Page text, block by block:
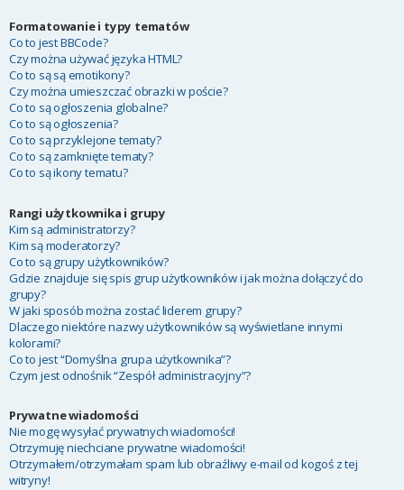
Formatowanie i typy tematów
Co to jest BBCode?
Czy można używać języka HTML?
Co to są są emotikony?
Czy można umieszczać obrazki w poście?
Co to są ogłoszenia globalne?
Co to są ogłoszenia?
Co to są przyklejone tematy?
Co to są zamknięte tematy?
Co to są ikony tematu?
Rangi użytkownika i grupy
Kim są administratorzy?
Kim są moderatorzy?
Co to są grupy użytkowników?
Gdzie znajduje się spis grup użytkowników i jak można dołączyć do
grupy?
W jaki sposób można zostać liderem grupy?
Dlaczego niektóre nazwy użytkowników są wyświetlane innymi
kolorami?
Co to jest “Domyślna grupa użytkownika”?
Czym jest odnośnik “Zespół administracyjny”?
Prywatne wiadomości
Nie mogę wysyłać prywatnych wiadomości!
Otrzymuję niechciane prywatne wiadomości!
Otrzymałem/otrzymałam spam lub obraźliwy e-mail od kogoś z tej
witryny!